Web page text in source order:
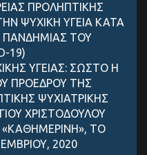
ΠΡΟΛΗΠΤΙΚΗΣ
ΨΥΧΙΚΗ ΥΓΕΙΑ ΚΑΤΑ
ΠΑΝΔΗΜΙΑΣ ΤΟΥ
19)
ΥΓΕΙΑΣ: ΣΩΣΤΟ Η
ΠΡΟΕΔΡΟΥ ΤΗΣ
ΨΥΧΙΑΤΡΙΚΗΣ
ΧΡΙΣΤΟΔΟΥΛΟΥ
ΤΟ
2020